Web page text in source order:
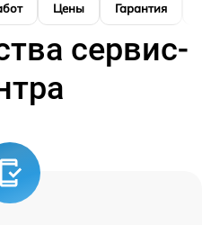
Цены Гарантия
сервис-